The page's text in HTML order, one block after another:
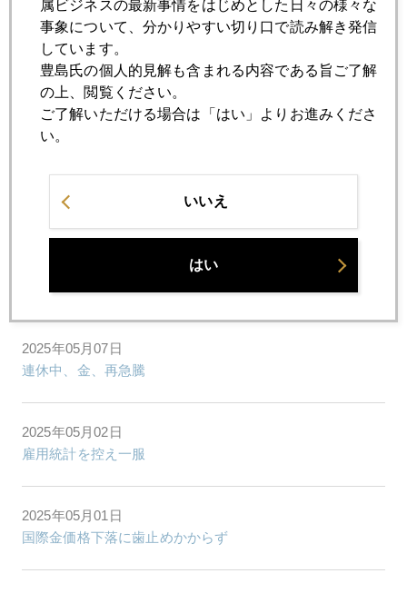
2025年05月13日
米中歩み寄り、金急落も３２００ドルは死守
2025年05月12日
週明け、国際金価格、３３００ドル割れ、急落中
ＮＹ金、危ういダブルトップ形成
2025年05月07日
連休中、金、再急騰
2025年05月02日
雇用統計を控え一服
2025年05月01日
国際金価格下落に歯止めかからず
属ビジネスの最新事情をはじめとした日々の様々な
事象について、分かりやすい切り口で読み解き発信
しています。
豊島氏の個人的見解も含まれる内容である旨ご了解
の上、閲覧ください。
ご了解いただける場合は「はい」よりお進みくださ
い。
いいえ
はい